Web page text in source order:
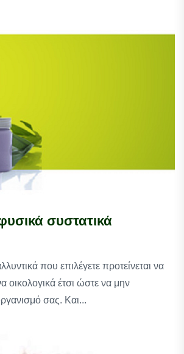
συστατικά
που επιλέγετε προτείνεται να
οικολογικά έτσι ώστε να μην
σας. Και...